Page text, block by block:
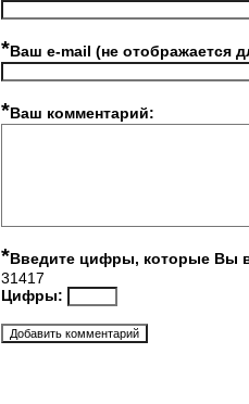
*Ваш e-mail (не отображается
*Ваш комментарий:
*Введите цифры, которые Вы
31417
Цифры: